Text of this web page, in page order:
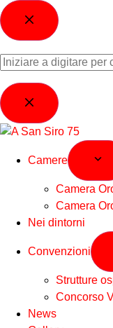
Camere
Camera
Camera Oro
Nei dintorni
Convenzioni
Strutture
Concorso
News